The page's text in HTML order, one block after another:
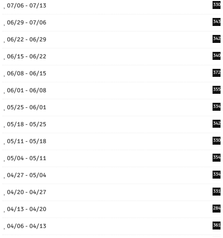
07/06 - 07/13 330
06/29 - 07/06 343
06/22 - 06/29 342
06/15 - 06/22 340
06/08 - 06/15 372
06/01 - 06/08 355
05/25 - 06/01 334
05/18 - 05/25 342
05/11 - 05/18 330
05/04 - 05/11 354
04/27 - 05/04 334
04/20 - 04/27 331
04/13 - 04/20 284
04/06 - 04/13 361